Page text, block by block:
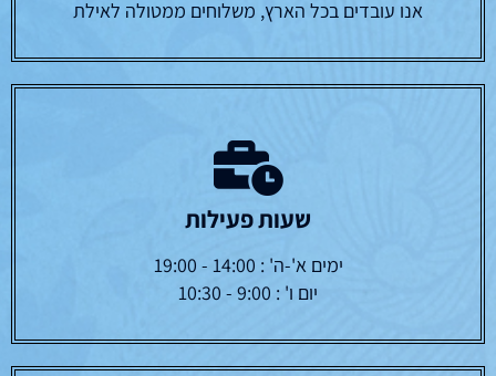
אנו עובדים בכל הארץ, משלוחים ממטולה לאילת
שעות פעילות
ימים א'-ה' : 14:00 - 19:00
יום ו' : 9:00 - 10:30